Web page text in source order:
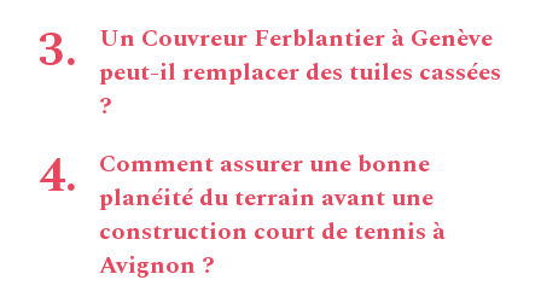
Un Couvreur Ferblantier à Genève
peut-il remplacer des tuiles cassées
?
Comment assurer une bonne
planéité du terrain avant une
construction court de tennis à
Avignon ?